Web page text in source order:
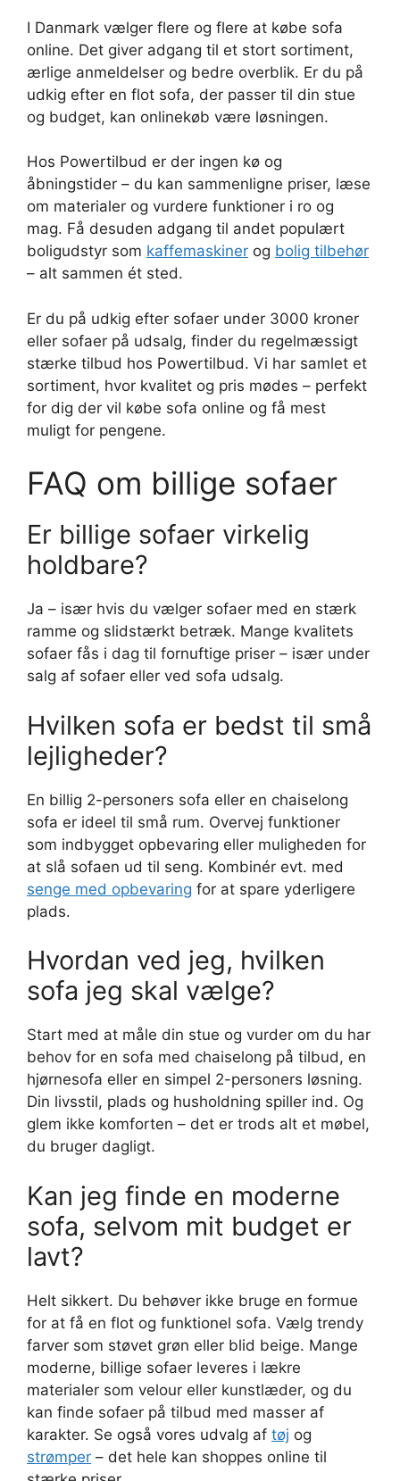
I Danmark vælger flere og flere at købe sofa
online. Det giver adgang til et stort sortiment,
ærlige anmeldelser og bedre overblik. Er du på
udkig efter en flot sofa, der passer til din stue
og budget, kan onlinekøb være løsningen.
Hos Powertilbud er der ingen kø og
åbningstider – du kan sammenligne priser, læse
om materialer og vurdere funktioner i ro og
mag. Få desuden adgang til andet populært
boligudstyr som kaffemaskiner og bolig tilbehør
– alt sammen ét sted.
Er du på udkig efter sofaer under 3000 kroner
eller sofaer på udsalg, finder du regelmæssigt
stærke tilbud hos Powertilbud. Vi har samlet et
sortiment, hvor kvalitet og pris mødes – perfekt
for dig der vil købe sofa online og få mest
muligt for pengene.
FAQ om billige sofaer
Er billige sofaer virkelig
holdbare?
Ja – især hvis du vælger sofaer med en stærk
ramme og slidstærkt betræk. Mange kvalitets
sofaer fås i dag til fornuftige priser – især under
salg af sofaer eller ved sofa udsalg.
Hvilken sofa er bedst til små
lejligheder?
En billig 2-personers sofa eller en chaiselong
sofa er ideel til små rum. Overvej funktioner
som indbygget opbevaring eller muligheden for
at slå sofaen ud til seng. Kombinér evt. med
senge med opbevaring for at spare yderligere
plads.
Hvordan ved jeg, hvilken
sofa jeg skal vælge?
Start med at måle din stue og vurder om du har
behov for en sofa med chaiselong på tilbud, en
hjørnesofa eller en simpel 2-personers løsning.
Din livsstil, plads og husholdning spiller ind. Og
glem ikke komforten – det er trods alt et møbel,
du bruger dagligt.
Kan jeg finde en moderne
sofa, selvom mit budget er
lavt?
Helt sikkert. Du behøver ikke bruge en formue
for at få en flot og funktionel sofa. Vælg trendy
farver som støvet grøn eller blid beige. Mange
moderne, billige sofaer leveres i lækre
materialer som velour eller kunstlæder, og du
kan finde sofaer på tilbud med masser af
karakter. Se også vores udvalg af tøj og
strømper – det hele kan shoppes online til